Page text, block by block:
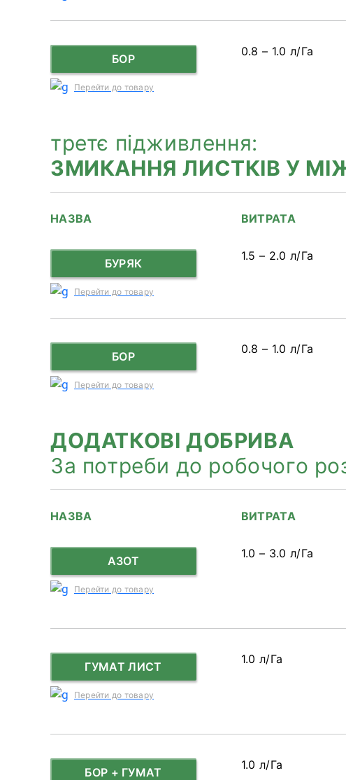
БОР
Перейти до товару
0.8 – 1.0 л/Га
третє підживлення:
ЗМИКАННЯ ЛИСТКІВ У
НАЗВА ВИТРАТА
БУРЯК
Перейти до товару
1.5 – 2.0 л/Га
БОР
Перейти до товару
0.8 – 1.0 л/Га
ДОДАТКОВІ ДОБРИВА
За потреби до робочого
НАЗВА ВИТРАТА
АЗОТ
Перейти до товару
1.0 – 3.0 л/Га
ГУМАТ ЛИСТ
Перейти до товару
1.0 л/Га
БОР + ГУМАТ
1.0 л/Га